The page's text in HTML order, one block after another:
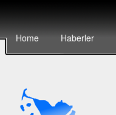
Home Haberler